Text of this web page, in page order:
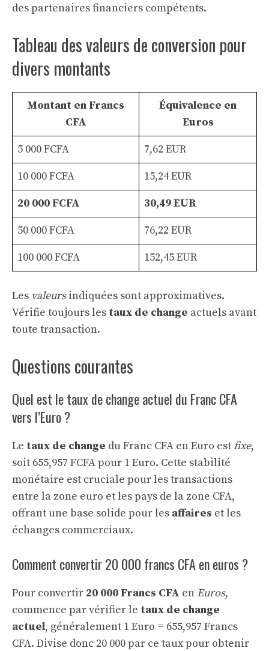
des partenaires financiers compétents.
Tableau des valeurs de conversion pour
divers montants
Montant en Francs
CFA
Équivalence en
Euros
5 000 FCFA
7,62 EUR
10 000 FCFA
15,24 EUR
20 000 FCFA
30,49 EUR
50 000 FCFA
76,22 EUR
100 000 FCFA
152,45 EUR
Les valeursindiquées sont approximatives.
Vérifie toujours les taux de change actuels avant
toute transaction.
Questions courantes
Quel est le taux de change actuel du Franc CFA
vers l’Euro ?
Le taux de change du Franc CFA en Euro estfixe,
soit 655,957 FCFA pour 1 Euro. Cette stabilité
monétaire est cruciale pour les transactions
entre la zone euro et les pays de la zone CFA,
offrant une base solide pour les affaires et les
échanges commerciaux.
Comment convertir 20 000 francs CFA en euros ?
Pour convertir 20 000 Francs CFA en Euros,
commence par vérifier le taux de change
actuel, généralement 1 Euro = 655,957 Francs
CFA. Divise donc 20 000 par ce taux pour obtenir